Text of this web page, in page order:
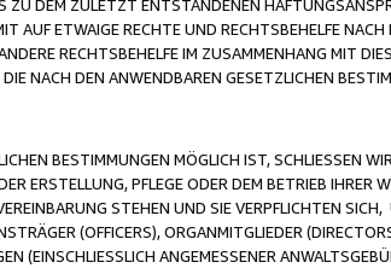
DEM ZULETZT ENTSTANDENEN
AUF ETWAIGE RECHTE UND RECHTSBEHELFE
RECHTSBEHELFE IM ZUSAMMENHANG MIT
NACH DEN ANWENDBAREN GESETZLICHEN
BESTIMMUNGEN MÖGLICH IST, SCHLIESSEN
ERSTELLUNG, PFLEGE ODER DEM BETRIEB IHRER
STEHEN UND SIE VERPFLICHTEN
(OFFICERS), ORGANMITGLIEDER
(EINSCHLIESSLICH ANGEMESSENER